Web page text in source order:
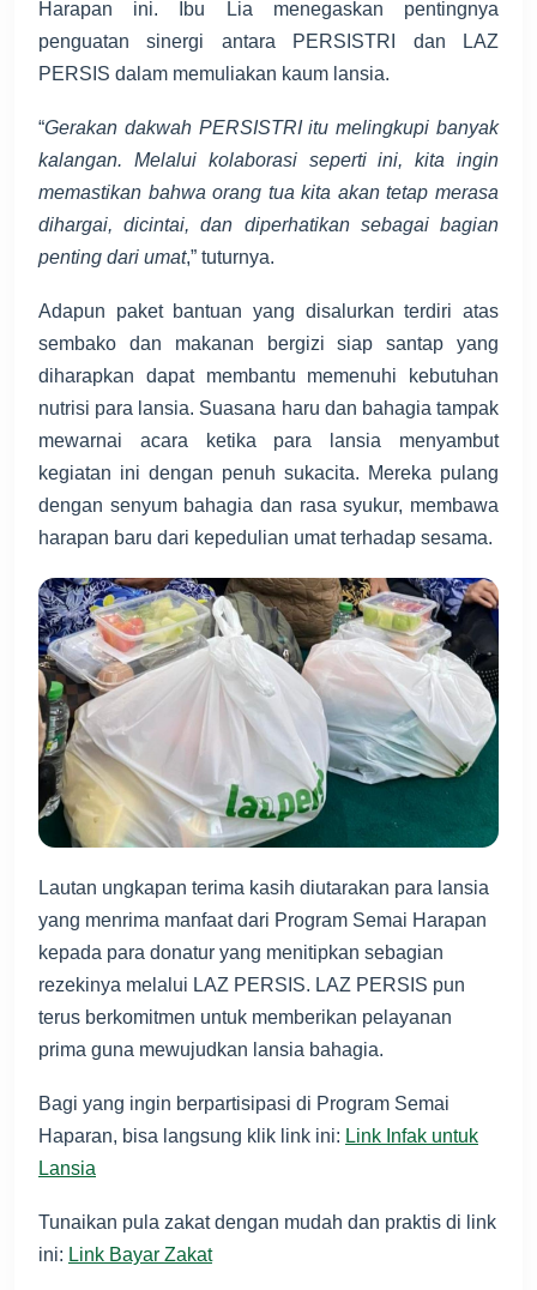
Harapan ini. Ibu Lia menegaskan pentingnya
penguatan sinergi antara PERSISTRI dan LAZ
PERSIS dalam memuliakan kaum lansia.
“Gerakan dakwah PERSISTRI itu melingkupi banyak
kalangan. Melalui kolaborasi seperti ini, kita ingin
memastikan bahwa orang tua kita akan tetap merasa
dihargai, dicintai, dan diperhatikan sebagai bagian
penting dari umat,” tuturnya.
Adapun paket bantuan yang disalurkan terdiri atas
sembako dan makanan bergizi siap santap yang
diharapkan dapat membantu memenuhi kebutuhan
nutrisi para lansia. Suasana haru dan bahagia tampak
mewarnai acara ketika para lansia menyambut
kegiatan ini dengan penuh sukacita. Mereka pulang
dengan senyum bahagia dan rasa syukur, membawa
harapan baru dari kepedulian umat terhadap sesama.
Lautan ungkapan terima kasih diutarakan para lansia
yang menrima manfaat dari Program Semai Harapan
kepada para donatur yang menitipkan sebagian
rezekinya melalui LAZ PERSIS. LAZ PERSIS pun
terus berkomitmen untuk memberikan pelayanan
prima guna mewujudkan lansia bahagia.
Bagi yang ingin berpartisipasi di Program Semai
Haparan, bisa langsung klik link ini: Link Infak untuk
Lansia
Tunaikan pula zakat dengan mudah dan praktis di link
ini: Link Bayar Zakat